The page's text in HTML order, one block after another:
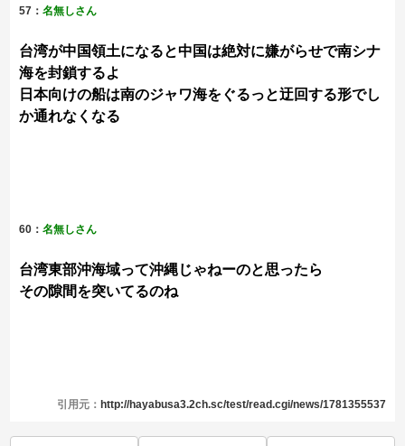
57：名無しさん
台湾が中国領土になると中国は絶対に嫌がらせで南シナ
海を封鎖するよ
日本向けの船は南のジャワ海をぐるっと迂回する形でし
か通れなくなる
60：名無しさん
台湾東部沖海域って沖縄じゃねーのと思ったら
その隙間を突いてるのね
引用元： http://hayabusa3.2ch.sc/test/read.cgi/news/1781355537